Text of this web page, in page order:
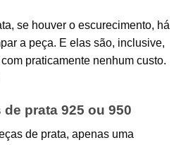
se houver o escurecimento, há
a peça. E elas são, inclusive,
praticamente nenhum custo.
prata 925 ou 950
de prata, apenas uma